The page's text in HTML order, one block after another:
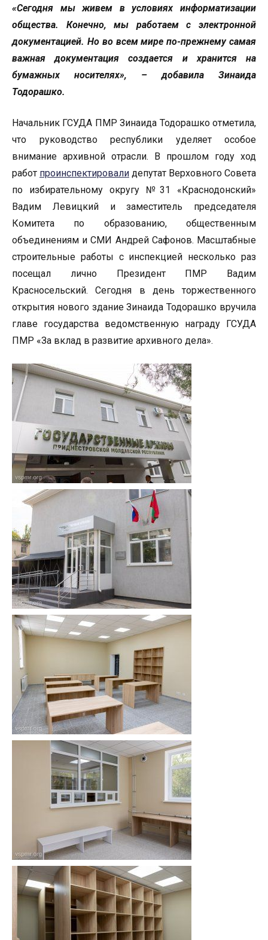
«Сегодня мы живем в условиях информатизации
общества. Конечно, мы работаем с электронной
документацией. Но во всем мире по-прежнему самая
важная документация создается и хранится на
бумажных носителях», – добавила Зинаида
Тодорашко.
Начальник ГСУДА ПМР Зинаида Тодорашко отметила,
что руководство республики уделяет особое
внимание архивной отрасли. В прошлом году ход
работ проинспектировали депутат Верховного Совета
по избирательному округу №31 «Краснодонский»
Вадим Левицкий и заместитель председателя
Комитета по образованию, общественным
объединениям и СМИ Андрей Сафонов. Масштабные
строительные работы с инспекцией несколько раз
посещал лично Президент ПМР Вадим
Красносельский. Сегодня в день торжественного
открытия нового здание Зинаида Тодорашко вручила
главе государства ведомственную награду ГСУДА
ПМР «За вклад в развитие архивного дела».